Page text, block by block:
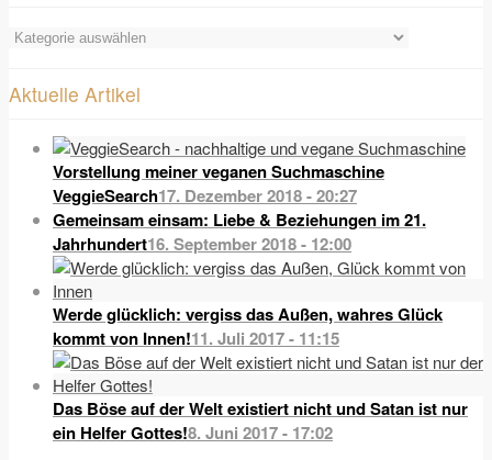
Kategorie-
Aktuelle Artikel
Vorstellung meiner veganen Suchmaschine
VeggieSearch17. Dezember 2018 - 20:27
Gemeinsam einsam: Liebe & Beziehungen im 21.
Jahrhundert16. September 2018 - 12:00
Werde glücklich: vergiss das Außen, wahres Glück
kommt von Innen!11. Juli 2017 - 11:15
Das Böse auf der Welt existiert nicht und Satan ist nur
ein Helfer Gottes!8. Juni 2017 - 17:02